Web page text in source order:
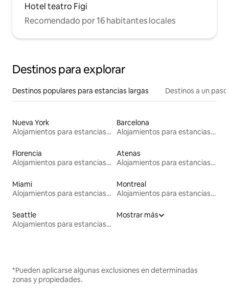
Hotel teatro Figi
Recomendado por 16 habitantes locales
Destinos para explorar
Destinos populares para estancias largas Destinos a un
Nueva York
Alojamientos para estancias largas
Barcelona
Alojamientos para estancias largas
Florencia
Alojamientos para estancias largas
Atenas
Alojamientos para estancias largas
Miami
Alojamientos para estancias largas
Montreal
Alojamientos para estancias largas
Seattle
Alojamientos para estancias largas
Mostrar más
*Pueden aplicarse algunas exclusiones en determinadas
zonas y propiedades.